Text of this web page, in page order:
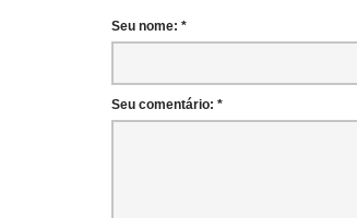
Seu nome: *
Seu comentário: *